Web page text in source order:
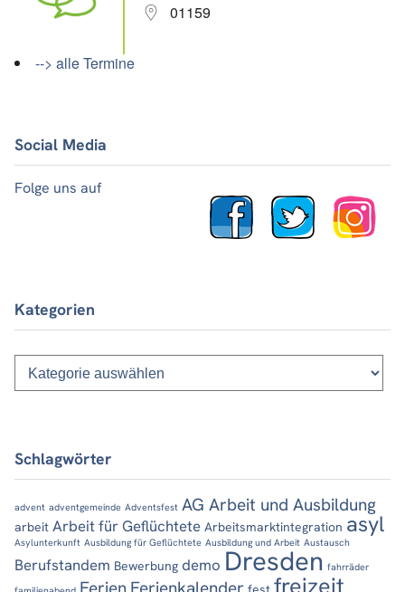
01159
--> alle Termine
Social Media
Folge uns auf
Kategorien
Kategorien
Schlagwörter
advent adventgemeinde Adventsfest AG Arbeit und Ausbildung
arbeit Arbeit für Geflüchtete Arbeitsmarktintegration asyl
Asylunterkunft Ausbildung für Geflüchtete Ausbildung und Arbeit Austausch
Berufstandem Bewerbung demo Dresden fahrräder
freizeit